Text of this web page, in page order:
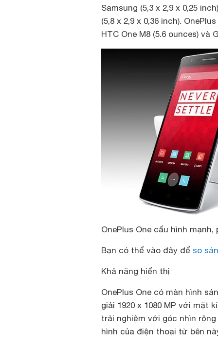
Samsung (5,3 x 2,9 x 0,25
(5,8 x 2,9 x 0,36 inch).
HTC One M8 (5.6 ounces) và
OnePlus One cấu hình
Bạn có thể vào đây để so
Khả năng hiển thị
OnePlus One có màn hình
giải 1920 x 1080 MP với mặt
trải nghiệm với góc nhìn
hình của điện thoại từ bên